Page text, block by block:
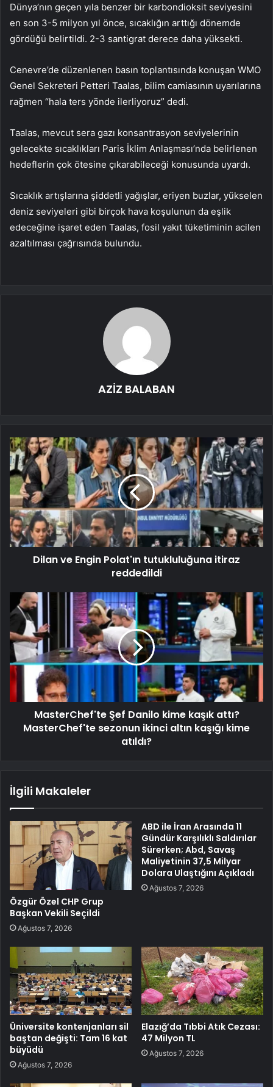
Dünya’nın geçen yıla benzer bir karbondioksit seviyesini
en son 3-5 milyon yıl önce, sıcaklığın arttığı dönemde
gördüğü belirtildi. 2-3 santigrat derece daha yüksekti.
Cenevre’de düzenlenen basın toplantısında konuşan WMO
Genel Sekreteri Petteri Taalas, bilim camiasının uyarılarına
rağmen “hala ters yönde ilerliyoruz” dedi.
Taalas, mevcut sera gazı konsantrasyon seviyelerinin
gelecekte sıcaklıkları Paris İklim Anlaşması’nda belirlenen
hedeflerin çok ötesine çıkarabileceği konusunda uyardı.
Sıcaklık artışlarına şiddetli yağışlar, eriyen buzlar, yükselen
deniz seviyeleri gibi birçok hava koşulunun da eşlik
edeceğine işaret eden Taalas, fosil yakıt tüketiminin acilen
azaltılması çağrısında bulundu.
AZİZ BALABAN
Dilan ve Engin Polat'ın tutukluluğuna itiraz
reddedildi
MasterChef'te Şef Danilo kime kaşık attı?
MasterChef'te sezonun ikinci altın kaşığı kime
atıldı?
İlgili Makaleler
Özgür Özel CHP Grup
Başkan Vekili Seçildi
Ağustos 7, 2026
ABD ile İran Arasında 11
Gündür Karşılıklı Saldırılar
Sürerken; Abd, Savaş
Maliyetinin 37,5 Milyar
Dolara Ulaştığını Açıkladı
Ağustos 7, 2026
Üniversite kontenjanları sil
baştan değişti: Tam 16 kat
büyüdü
Ağustos 7, 2026
Elazığ’da Tıbbi Atık Cezası:
47 Milyon TL
Ağustos 7, 2026